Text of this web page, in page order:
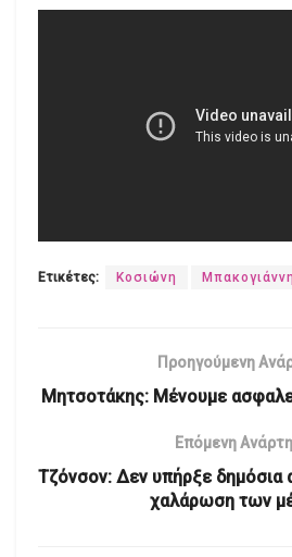
Ετικέτες: Κοσιώνη
Προηγούμενη
Μητσοτάκης: Μένουμε
Επόμενη
Τζόνσον: Δεν υπήρξε δημόσια
χαλάρωση των